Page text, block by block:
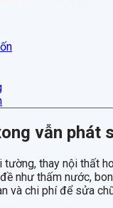
vẫn phát
thay nội thất
như thấm nước,
và chi phí để sửa